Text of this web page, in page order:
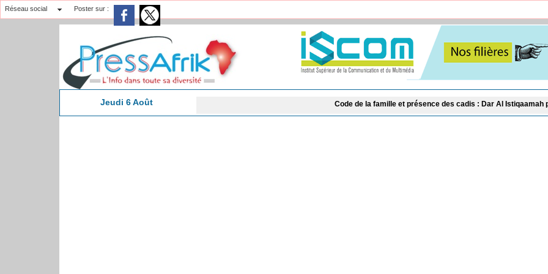
Réseau social Poster sur :
Jeudi 6 Août Code de la famille et présence des cadis : Dar Al Istiqaamah plaide